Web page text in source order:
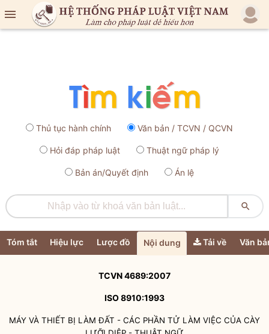

Thủ tục hành chính Văn bản / TCVN / QCVN
Hỏi đáp pháp luật Thuật ngữ pháp lý
Bản án/Quyết định Án lệ

Tóm tắt Hiệu lực Lược đồ Nội dung Tải về Văn
TCVN 4689:2007
ISO 8910:1993
MÁY VÀ THIẾT BỊ LÀM ĐẤT - CÁC PHẦN TỬ LÀM VIỆC CỦA CÀY